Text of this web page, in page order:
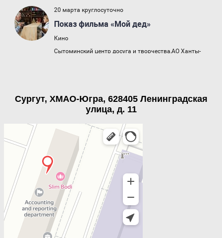
Сургут, ХМАО-Югра, 628405 Ленинградская
улица, д. 11